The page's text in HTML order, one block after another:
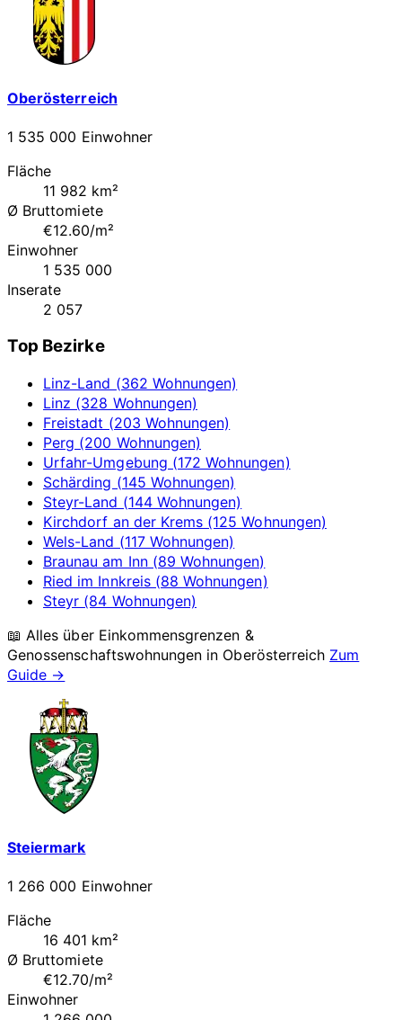
Oberösterreich
1 535 000 Einwohner
Fläche
11 982 km²
Ø Bruttomiete
€12.60/m²
Einwohner
1 535 000
Inserate
2 057
Top Bezirke
Linz-Land (362 Wohnungen)
Linz (328 Wohnungen)
Freistadt (203 Wohnungen)
Perg (200 Wohnungen)
Urfahr-Umgebung (172 Wohnungen)
Schärding (145 Wohnungen)
Steyr-Land (144 Wohnungen)
Kirchdorf an der Krems (125 Wohnungen)
Wels-Land (117 Wohnungen)
Braunau am Inn (89 Wohnungen)
Ried im Innkreis (88 Wohnungen)
Steyr (84 Wohnungen)
📖 Alles über Einkommensgrenzen &
Genossenschaftswohnungen in Oberösterreich Zum
Guide →
Steiermark
1 266 000 Einwohner
Fläche
16 401 km²
Ø Bruttomiete
€12.70/m²
Einwohner